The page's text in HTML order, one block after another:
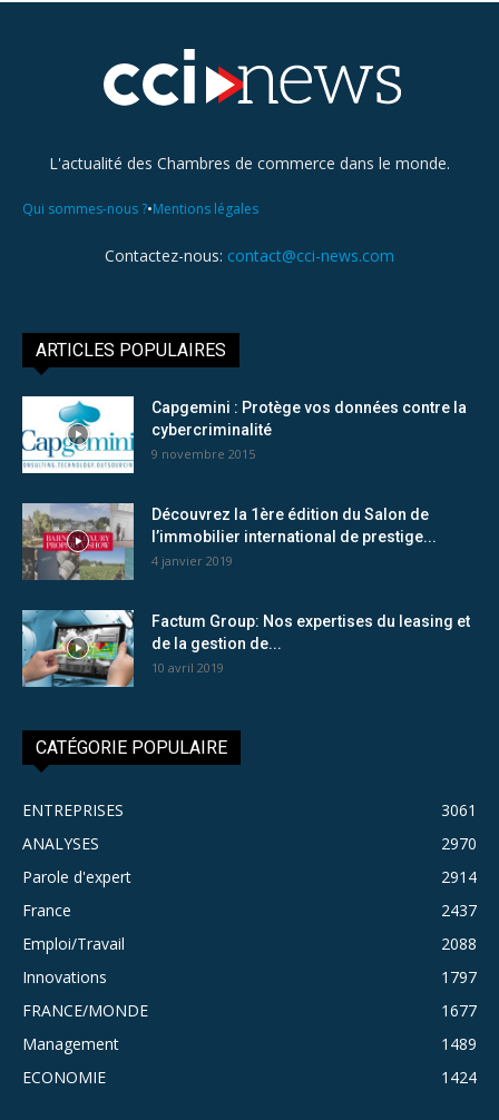
L'actualité des Chambres de commerce dans le monde.
Qui sommes-nous ?•Mentions légales
Contactez-nous: contact@cci-news.com
ARTICLES POPULAIRES
Capgemini : Protège vos données contre la
cybercriminalité
9 novembre 2015
Découvrez la 1ère édition du Salon de
l’immobilier international de prestige...
4 janvier 2019
Factum Group: Nos expertises du leasing et
de la gestion de...
10 avril 2019
CATÉGORIE POPULAIRE
ENTREPRISES
3061
ANALYSES
2970
Parole d'expert
2914
France
2437
Emploi/Travail
2088
Innovations
1797
FRANCE/MONDE
1677
Management
1489
ECONOMIE
1424